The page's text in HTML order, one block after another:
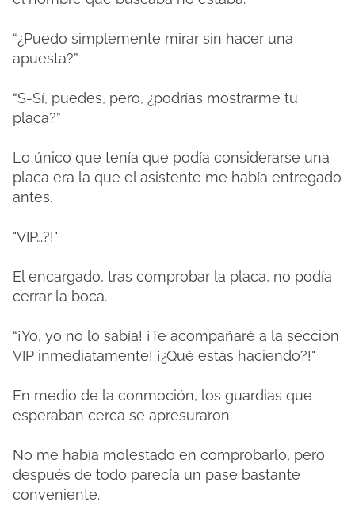
“¿Puedo simplemente mirar sin hacer una
apuesta?”
“S-Sí, puedes, pero, ¿podrías mostrarme tu
placa?”
Lo único que tenía que podía considerarse una
placa era la que el asistente me había entregado
antes.
"VIP…?!"
El encargado, tras comprobar la placa, no podía
cerrar la boca.
“¡Yo, yo no lo sabía! ¡Te acompañaré a la sección
VIP inmediatamente! ¡¿Qué estás haciendo?!"
En medio de la conmoción, los guardias que
esperaban cerca se apresuraron.
No me había molestado en comprobarlo, pero
después de todo parecía un pase bastante
conveniente.